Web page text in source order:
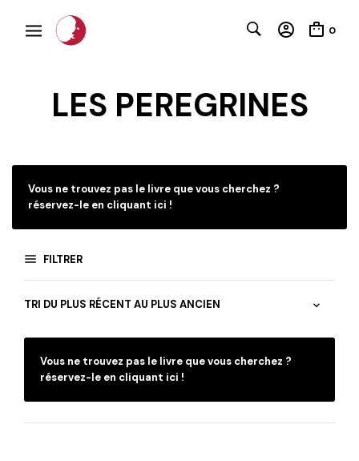
0
LES PEREGRINES
Vous ne trouvez pas le livre que vous cherchez ?
réservez-le en cliquant ici !
FILTRER
Vous ne trouvez pas le livre que vous cherchez ?
réservez-le en cliquant ici !